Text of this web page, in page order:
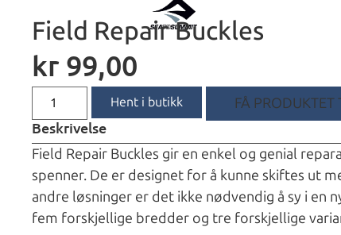
Field Repair Buckles
kr 99,00
Hent i butikk FÅ PRODUKTET
Beskrivelse
Field Repair Buckles gir en enkel og genial
spenner. De er designet for å kunne skiftes ut
andre løsninger er det ikke nødvendig å sy i en
fem forskjellige bredder og tre forskjellige